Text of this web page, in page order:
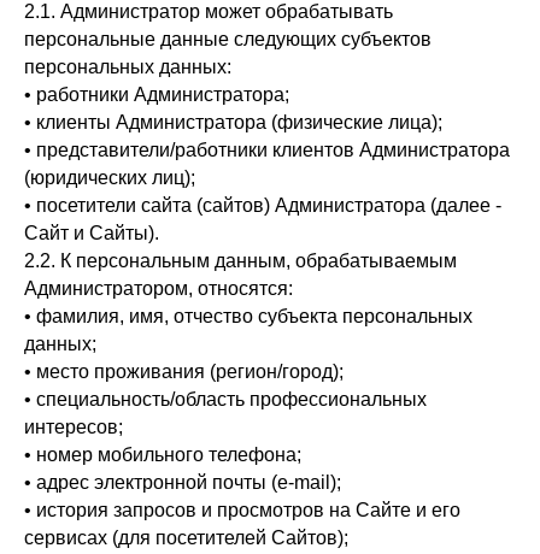
2.1. Администратор может обрабатывать
персональные данные следующих субъектов
персональных данных:
• работники Администратора;
• клиенты Администратора (физические лица);
• представители/работники клиентов Администратора
(юридических лиц);
• посетители сайта (сайтов) Администратора (далее -
Сайт и Сайты).
2.2. К персональным данным, обрабатываемым
Администратором, относятся:
• фамилия, имя, отчество субъекта персональных
данных;
• место проживания (регион/город);
• специальность/область профессиональных
интересов;
• номер мобильного телефона;
• адрес электронной почты (e-mail);
• история запросов и просмотров на Сайте и его
сервисах (для посетителей Сайтов);